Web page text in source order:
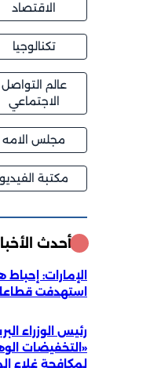
الاقتصاد
تكنالوجيا
عالم التواصل
الاجتماعي
مجلس الامه
مكتبة الفيديو
أحدث الأخبار
الإمارات:
استهدفت
رئيس الوزراء
«التخفيضات
لمكافحة غلاء